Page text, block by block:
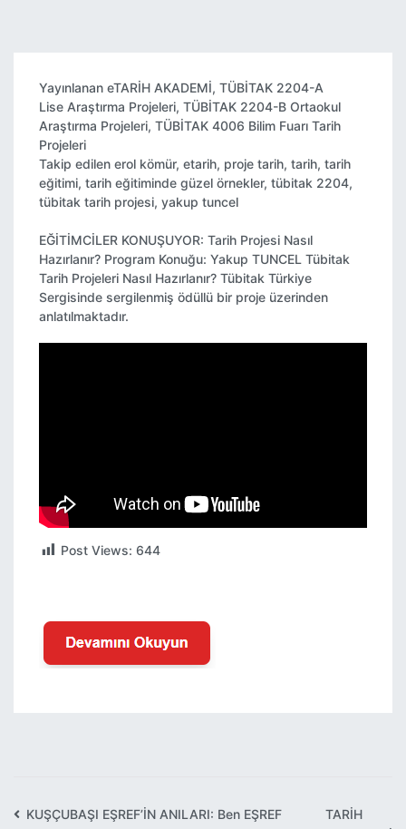
Yayınlanan eTARİH AKADEMİ, TÜBİTAK 2204-A
Lise Araştırma Projeleri, TÜBİTAK 2204-B Ortaokul
Araştırma Projeleri, TÜBİTAK 4006 Bilim Fuarı Tarih
Projeleri
Takip edilen erol kömür, etarih, proje tarih, tarih, tarih
eğitimi, tarih eğitiminde güzel örnekler, tübitak 2204,
tübitak tarih projesi, yakup tuncel
EĞİTİMCİLER KONUŞUYOR: Tarih Projesi Nasıl
Hazırlanır? Program Konuğu: Yakup TUNCEL Tübitak
Tarih Projeleri Nasıl Hazırlanır? Tübitak Türkiye
Sergisinde sergilenmiş ödüllü bir proje üzerinden
anlatılmaktadır.
Post Views: 644
YazıKUŞÇUBAŞI EŞREF’İN ANILARI: Ben EŞREF
TARİH